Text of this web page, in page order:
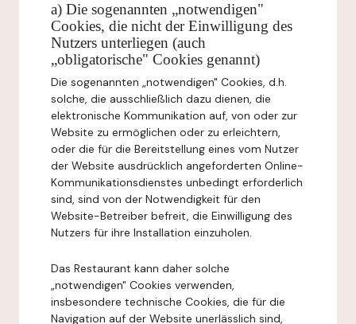
a) Die sogenannten „notwendigen"
Cookies, die nicht der Einwilligung des
Nutzers unterliegen (auch
„obligatorische" Cookies genannt)
Die sogenannten „notwendigen" Cookies, d.h.
solche, die ausschließlich dazu dienen, die
elektronische Kommunikation auf, von oder zur
Website zu ermöglichen oder zu erleichtern,
oder die für die Bereitstellung eines vom Nutzer
der Website ausdrücklich angeforderten Online-
Kommunikationsdienstes unbedingt erforderlich
sind, sind von der Notwendigkeit für den
Website-Betreiber befreit, die Einwilligung des
Nutzers für ihre Installation einzuholen.
Das Restaurant kann daher solche
„notwendigen" Cookies verwenden,
insbesondere technische Cookies, die für die
Navigation auf der Website unerlässlich sind,